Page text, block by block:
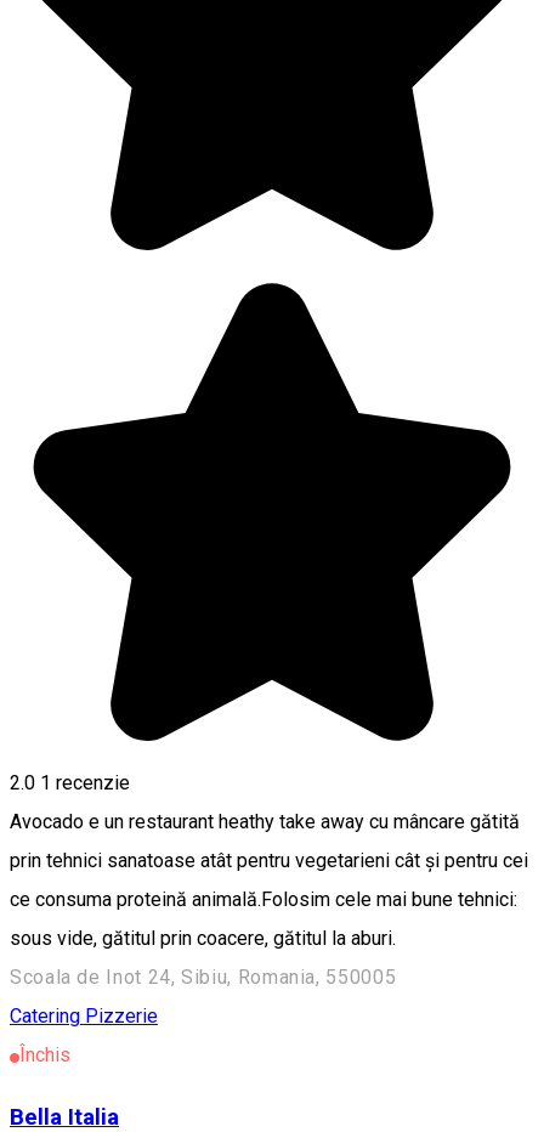
2.0 1 recenzie
Avocado e un restaurant heathy take away cu mâncare gătită
prin tehnici sanatoase atât pentru vegetarieni cât și pentru cei
ce consuma proteină animală.Folosim cele mai bune tehnici:
sous vide, gătitul prin coacere, gătitul la aburi.
Scoala de Inot 24, Sibiu, Romania, 550005
Catering Pizzerie
Închis
Bella Italia